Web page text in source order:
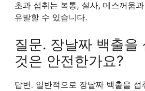
초과 섭취는 복통, 설사, 메스꺼움
유발할 수 있습니다.
질문. 장날짜 백출을
것은 안전한가요?
답변. 일반적으로 장날짜 백출을 섭